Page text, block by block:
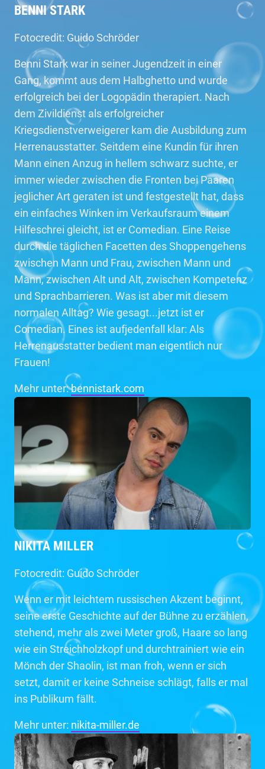
BENNI STARK
Fotocredit: Guido Schröder
Benni Stark war in seiner Jugendzeit in einer
Gang, kommt aus dem Halbghetto und wurde
erfolgreich bei der Logopädin therapiert. Nach
dem Zivildienst als erfolgreicher
Kriegsdienstverweigerer kam die Ausbildung zum
Herrenausstatter. Seitdem eine Kundin für ihren
Mann einen Anzug in hellem schwarz suchte, er
immer wieder zwischen die Fronten bei Paaren
jeglicher Art geraten ist und festgestellt hat, dass
ein einfaches Winken im Verkaufsraum einem
Hilfeschrei gleicht, ist er Comedian. Eine Reise
durch die täglichen Facetten des Shoppengehens
zwischen Mann und Frau, zwischen Mann und
Mann, zwischen Alt und Alt, zwischen Kompetenz
und Sprachbarrieren. Was ist aber mit diesem
normalen Alltag? Wie gesagt...jetzt ist er
Comedian. Eines ist aufjedenfall klar: Als
Herrenausstatter bedient man eigentlich nur
Frauen!
Mehr unter:bennistark.com
NIKITA MILLER
Fotocredit: Guido Schröder
Wenn er mit leichtem russischen Akzent beginnt,
seine erste Geschichte auf der Bühne zu erzählen,
stehend, mehr als zwei Meter groß, Haare so lang
wie ein Streichholzkopf und durchtrainiert wie ein
Mönch der Shaolin, ist man froh, wenn er sich
setzt, damit er keine Schneise schlägt, falls er mal
ins Publikum fällt.
Mehr unter: nikita-miller.de